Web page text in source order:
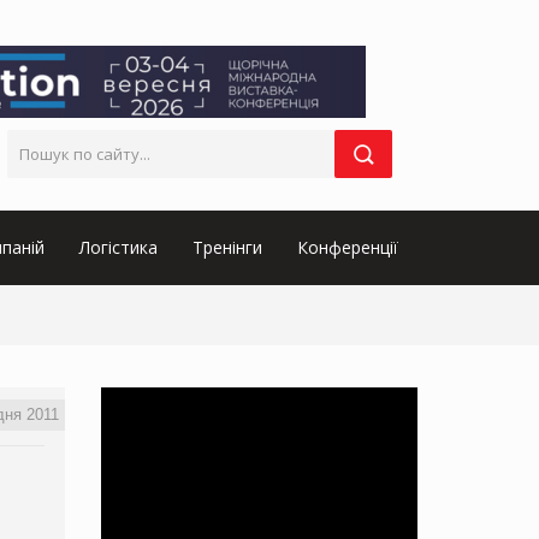
Логістика Тренінги Конференції
2011